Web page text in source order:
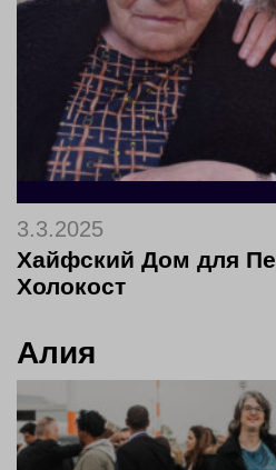
3.3.2025
Хайфский Дом для
Холокост
Алия